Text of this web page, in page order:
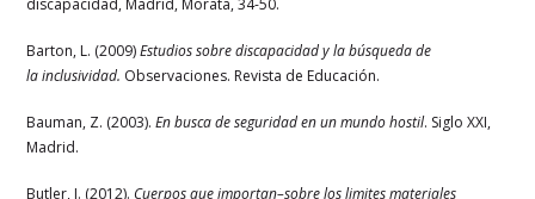
Barton, L. (2009)Estudios sobre discapacidad y la búsqueda de
la inclusividad. Observaciones. Revista de Educación.
Bauman, Z. (2003).En busca de seguridad en un mundo hostil. Siglo XXI,
Madrid.
Butler, J. (2012). Cuerpos que importan–sobre los limites materiales